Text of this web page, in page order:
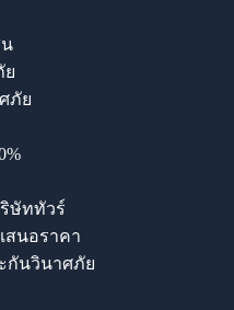
ย
ภัย
ษัททัวร์
สนอราคา
กันวินาศภัย